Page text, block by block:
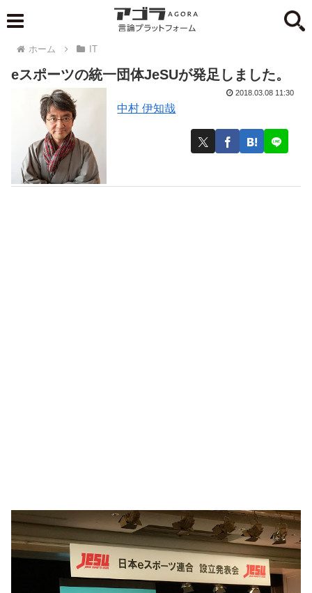
ホーム IT
eスポーツの統一団体JeSUが発足しました。
中村 伊知哉
2018.03.08 11:30